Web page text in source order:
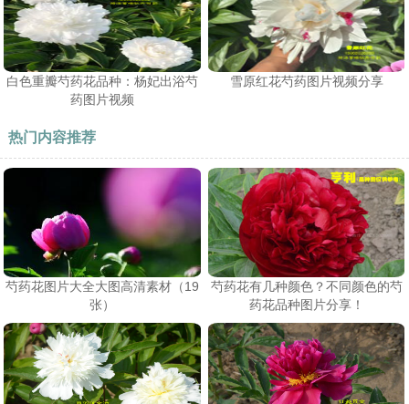
白色重瓣芍药花品种：杨妃出浴芍
药图片视频
雪原红花芍药图片视频分享
热门内容推荐
芍药花图片大全大图高清素材（19
张）
芍药花有几种颜色？不同颜色的芍
药花品种图片分享！